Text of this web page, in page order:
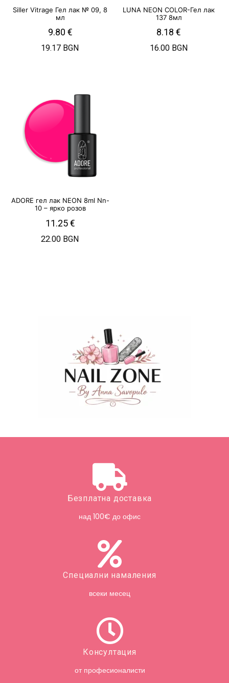
Siller Vitrage Гел лак № 09, 8
мл
9.80 €
19.17 BGN
LUNA NEON COLOR-Гел лак
137 8мл
8.18€
16.00 BGN
ADORE гел лак NEON 8ml Nn-
10 – ярко розов
11.25€
22.00 BGN
Безплатна доставка
над 100€ до офис
Специални намаления
всеки месец
Консултация
от професионалисти